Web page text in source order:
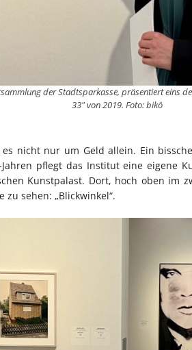
der Stadtsparkasse, präsentiert eins
33" von 2019. Foto: bikö
es nicht nur um Geld allein. Ein
pflegt das Institut eine eigene
Kunstpalast. Dort, hoch oben im
zu sehen: „Blickwinkel“.